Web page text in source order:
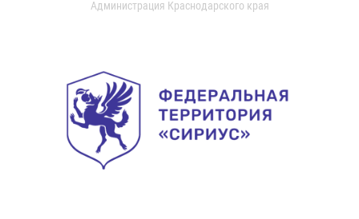
Администрация Краснодарского края